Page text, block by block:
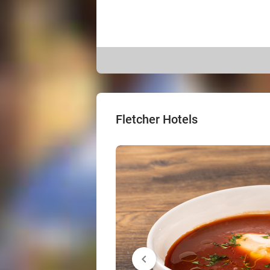
Fletcher Hotels
chevron_left